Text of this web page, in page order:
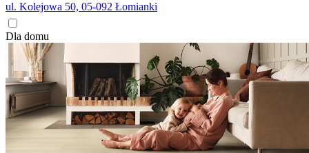
ul. Kolejowa 50, 05-092 Łomianki
Dla domu